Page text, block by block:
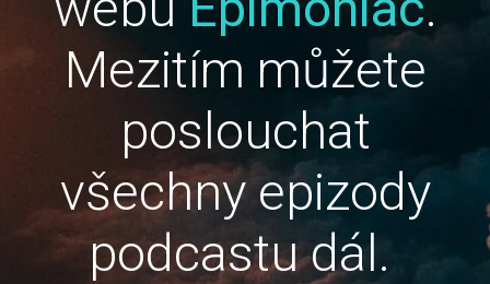
Mezitím můžete
poslouchat
všechny epizody
podcastu dál.